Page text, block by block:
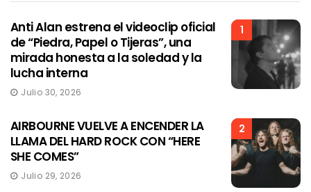
1
Anti Alan estrena el videoclip oficial
de “Piedra, Papel o Tijeras”, una
mirada honesta a la soledad y la
lucha interna
Julio 30, 2026
2
AIRBOURNE VUELVE A ENCENDER LA
LLAMA DEL HARD ROCK CON “HERE
SHE COMES”
Julio 29, 2026